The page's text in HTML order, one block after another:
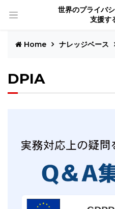
世界のプライバ
支援す
Home ナレッジベース
DPIA